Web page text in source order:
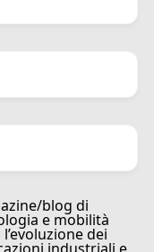
blog di
e mobilità
dei